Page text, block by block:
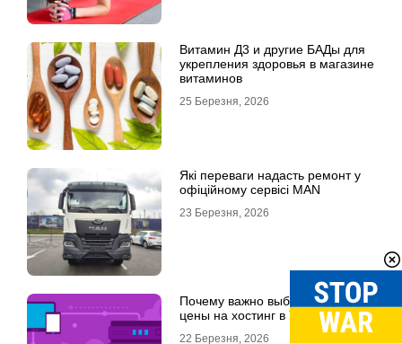
Витамин Д3 и другие БАДы для
укрепления здоровья в магазине
витаминов
25 Березня, 2026
Які переваги надасть ремонт у
офіційному сервісі MAN
23 Березня, 2026
Почему важно выбрать хорошие
цены на хостинг в Украине
22 Березня, 2026